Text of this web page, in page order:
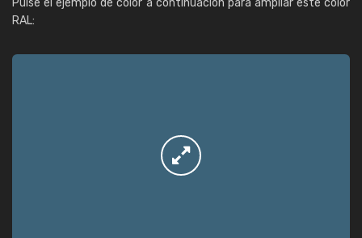
Pulse el ejemplo de color a continuación para ampliar este color
RAL: